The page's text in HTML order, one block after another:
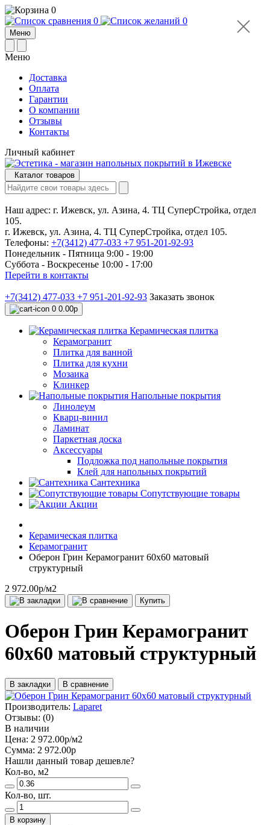
0
0
0
Меню
Меню
Доставка
Оплата
Гарантии
О компании
Отзывы
Контакты
Личный кабинет
Каталог товаров
Наш адрес: г. Ижевск, ул. Азина, 4. ТЦ СуперСтройка, отдел
105.
г. Ижевск, ул. Азина, 4. ТЦ СуперСтройка, отдел 105.
Телефоны: +7(3412) 477-033 +7 951-201-92-93
Понедельник - Пятница 9:00 - 19:00
Суббота - Воскресенье 10:00 - 17:00
Перейти в контакты
+7(3412) 477-033 +7 951-201-92-93 Заказать звонок
0 0.00р
Керамическая плитка
Керамогранит
Плитка для ванной
Плитка для кухни
Мозаика
Клинкер
Напольные покрытия
Линолеум
Кварц-винил
Ламинат
Паркетная доска
Аксессуары
Подложка под напольные покрытия
Клей для напольных покрытий
Сантехника
Сопутствующие товары
Акции
Керамическая плитка
Керамогранит
Оберон Грин Керамогранит 60х60 матовый
структурный
2 972.00р/м2
Купить
Оберон Грин Керамогранит
60х60 матовый структурный
В закладки В сравнение
Производитель: Laparet
Отзывы: (0)
В наличии
Цена: 2 972.00р/м2
Сумма: 2 972.00р
Нашли данный товар дешевле?
Кол-во, м2
Кол-во, шт.
В корзину